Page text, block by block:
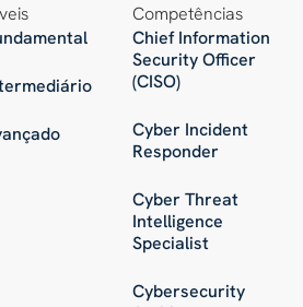
Competências
Chief Information
Security Officer
(CISO)
Cyber Incident
Responder
Cyber Threat
Intelligence
Specialist
Cybersecurity